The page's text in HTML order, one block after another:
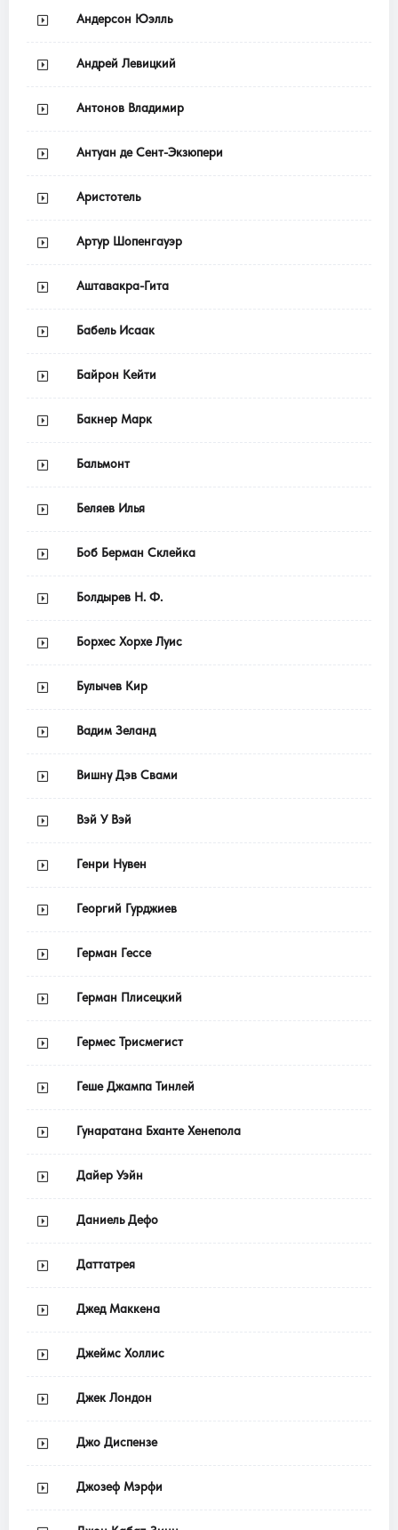
Андерсон Юэлль
Андрей Левицкий
Антонов Владимир
Антуан де Сент-Экзюпери
Аристотель
Артур Шопенгауэр
Аштавакра-Гита
Бабель Исаак
Байрон Кейти
Бакнер Марк
Бальмонт
Беляев Илья
Боб Берман Склейка
Болдырев Н. Ф.
Борхес Хорхе Луис
Булычев Кир
Вадим Зеланд
Вишну Дэв Свами
Вэй У Вэй
Генри Нувен
Георгий Гурджиев
Герман Гессе
Герман Плисецкий
Гермес Трисмегист
Геше Джампа Тинлей
Гунаратана Бханте Хенепола
Дайер Уэйн
Даниель Дефо
Даттатрея
Джед Маккена
Джеймс Холлис
Джек Лондон
Джо Диспензе
Джозеф Мэрфи